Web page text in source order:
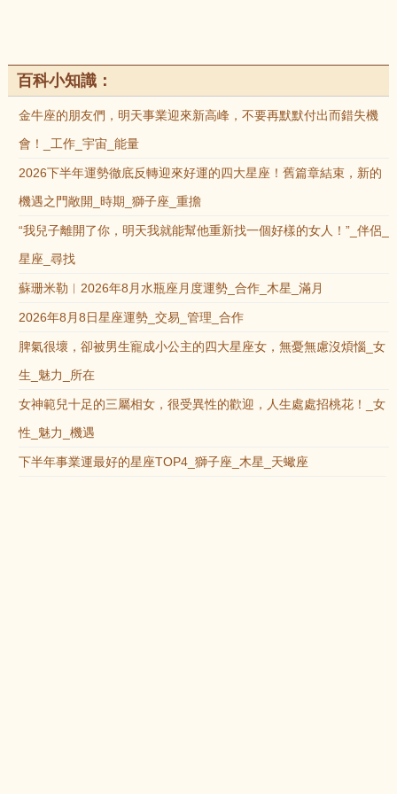
百科小知識：
金牛座的朋友們，明天事業迎來新高峰，不要再默默付出而錯失機
會！_工作_宇宙_能量
2026下半年運勢徹底反轉迎來好運的四大星座！舊篇章結束，新的
機遇之門敞開_時期_獅子座_重擔
“我兒子離開了你，明天我就能幫他重新找一個好樣的女人！”_伴侶_
星座_尋找
蘇珊米勒︱2026年8月水瓶座月度運勢_合作_木星_滿月
2026年8月8日星座運勢_交易_管理_合作
脾氣很壞，卻被男生寵成小公主的四大星座女，無憂無慮沒煩惱_女
生_魅力_所在
女神範兒十足的三屬相女，很受異性的歡迎，人生處處招桃花！_女
性_魅力_機遇
下半年事業運最好的星座TOP4_獅子座_木星_天蠍座